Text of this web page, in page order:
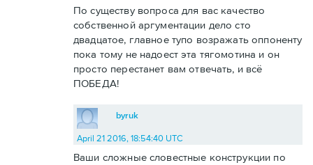
По существу вопроса для вас качество
собственной аргументации дело сто
двадцатое, главное тупо возражать оппоненту
пока тому не надоест эта тягомотина и он
просто перестанет вам отвечать, и всё
ПОБЕДА!
byruk
April 21 2016, 18:54:40 UTC
Ваши сложные словестные конструкции по